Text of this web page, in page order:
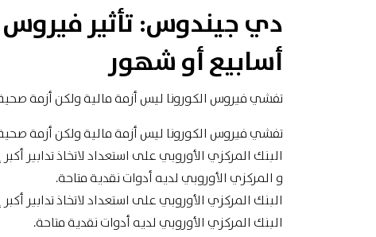
دي جيندوس: تأثير فيروس
أسابيع أو شهور
تفشي فيروس الكورونا ليس أزمة مالية ولكن أزمة
تفشي فيروس الكورونا ليس أزمة مالية ولكن أزمة
البنك المركزي الأوروبي على استعداد لاتخاذ تدابير أكبر
و المركزي الأوروبي لديه أدوات نقدية متاحة.
البنك المركزي الأوروبي على استعداد لاتخاذ تدابير أكبر
البنك المركزي الأوروبي لديه أدوات نقدية متاحة.